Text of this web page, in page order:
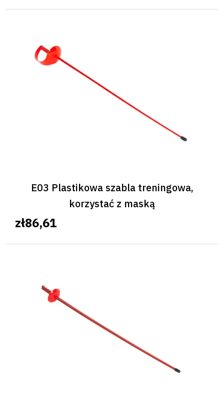
E03 Plastikowa szabla treningowa,
korzystać z maską
zł86,61